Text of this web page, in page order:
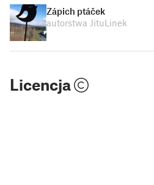
Zápich ptáček
autorstwa JituLinek
Licencja